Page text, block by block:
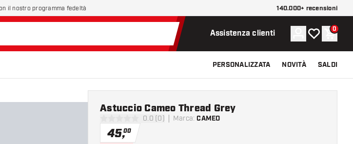
il nostro programma fedeltà 140.000+ recensioni
Assistenza clienti Account
La mia lista
0
PERSONALIZZATA NOVITÀ SALDI
0 stelle di valutazione
0.0 (0) Marca: CAMEO
Astuccio Cameo Thread Grey
45,00